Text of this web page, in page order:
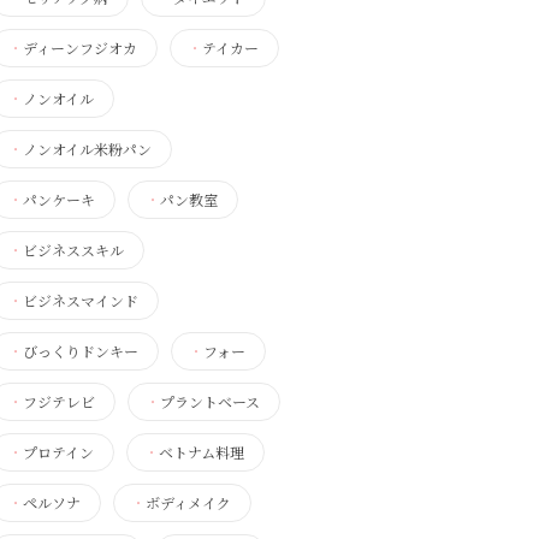
・ ディーンフジオカ ・ テイカー
・ ノンオイル
・ ノンオイル米粉パン
・ パンケーキ ・ パン教室
・ ビジネススキル
・ ビジネスマインド
・ びっくりドンキー ・ フォー
・ フジテレビ ・ プラントベース
・ プロテイン ・ ベトナム料理
・ ペルソナ ・ ボディメイク